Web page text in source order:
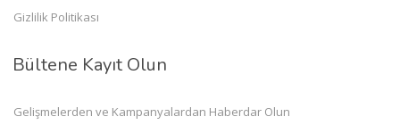
Gizlilik Politikası
Bültene Kayıt Olun
Gelişmelerden ve Kampanyalardan Haberdar Olun